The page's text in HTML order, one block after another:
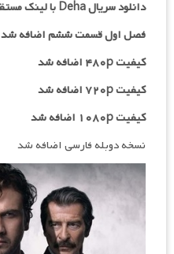
دانلود سریال Deha با لینک مستقیم
فصل اول قسمت ششم اضافه شد
کیفیت ۴۸۰p اضافه شد
کیفیت ۷۲۰p
اضافه شد
کیفیت ۱۰۸۰p اضافه شد
نسخه دوبله فارسی اضافه شد